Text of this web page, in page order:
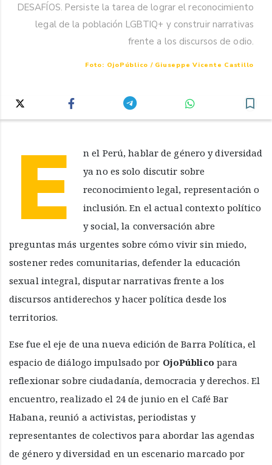
DESAFÍOS. Persiste la tarea de lograr el reconocimiento
legal de la población LGBTIQ+ y construir narrativas
frente a los discursos de odio.
Foto: OjoPúblico / Giuseppe Vicente Castillo
E
n el Perú, hablar de género y diversidad
ya no es solo discutir sobre
reconocimiento legal, representación o
inclusión. En el actual contexto político
y social, la conversación abre
preguntas más urgentes sobre cómo vivir sin miedo,
sostener redes comunitarias, defender la educación
sexual integral, disputar narrativas frente a los
discursos antiderechos y hacer política desde los
territorios.
Ese fue el eje de una nueva edición de Barra Política, el
espacio de diálogo impulsado por OjoPúblico para
reflexionar sobre ciudadanía, democracia y derechos. El
encuentro, realizado el 24 de junio en el Café Bar
Habana, reunió a activistas, periodistas y
representantes de colectivos para abordar las agendas
de género y diversidad en un escenario marcado por